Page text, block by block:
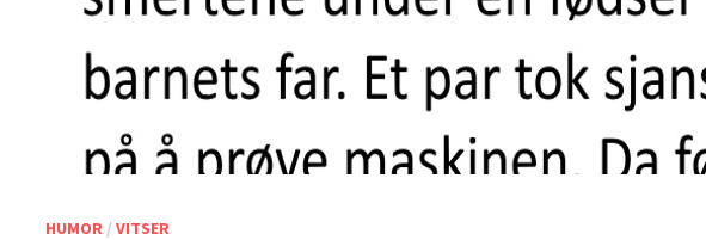
HUMOR /VITSER